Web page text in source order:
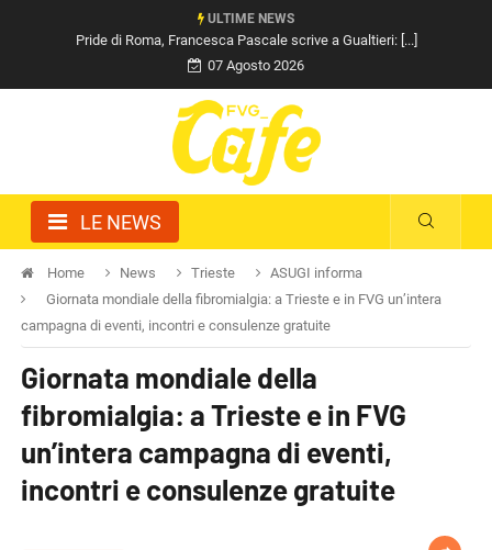
ULTIME NEWS
Pride di Roma, Francesca Pascale scrive a Gualtieri: [...]
07 Agosto 2026
LE NEWS
Home News Trieste
ASUGI informa
Giornata mondiale della fibromialgia: a Trieste e in FVG un’intera
campagna di eventi, incontri e consulenze gratuite
Giornata mondiale della
fibromialgia: a Trieste e in FVG
un’intera campagna di eventi,
incontri e consulenze gratuite